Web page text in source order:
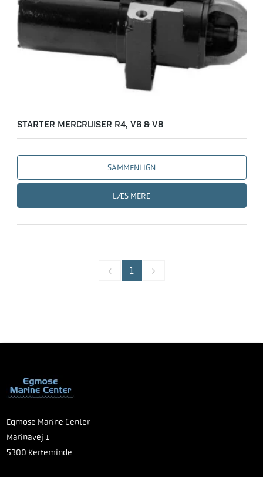
STARTER MERCRUISER R4, V6 & V8
SAMMENLIGN
LÆS MERE
1
Egmose Marine Center
Marinavej 1
5300 Kerteminde